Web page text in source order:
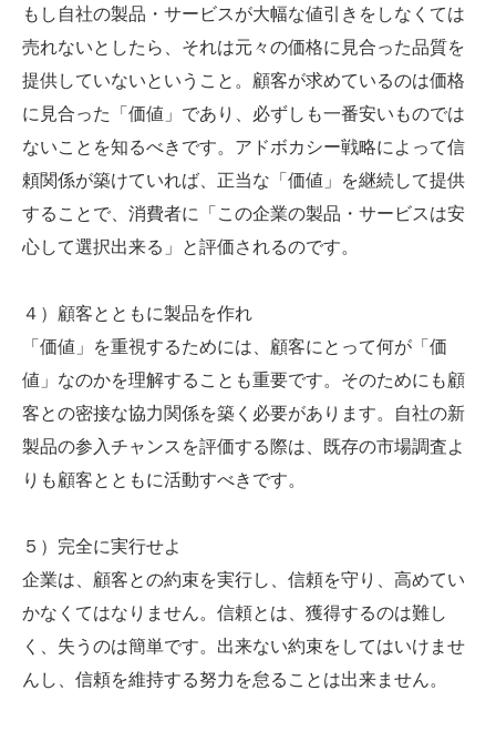
もし自社の製品・サービスが大幅な値引きをしなくては
売れないとしたら、それは元々の価格に見合った品質を
提供していないということ。顧客が求めているのは価格
に見合った「価値」であり、必ずしも一番安いものでは
ないことを知るべきです。アドボカシー戦略によって信
頼関係が築けていれば、正当な「価値」を継続して提供
することで、消費者に「この企業の製品・サービスは安
心して選択出来る」と評価されるのです。
４）顧客とともに製品を作れ
「価値」を重視するためには、顧客にとって何が「価
値」なのかを理解することも重要です。そのためにも顧
客との密接な協力関係を築く必要があります。自社の新
製品の参入チャンスを評価する際は、既存の市場調査よ
りも顧客とともに活動すべきです。
５）完全に実行せよ
企業は、顧客との約束を実行し、信頼を守り、高めてい
かなくてはなりません。信頼とは、獲得するのは難し
く、失うのは簡単です。出来ない約束をしてはいけませ
んし、信頼を維持する努力を怠ることは出来ません。